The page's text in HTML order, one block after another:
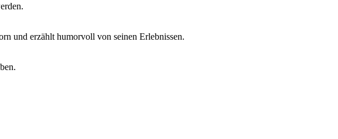
und erzählt humorvoll von seinen Erlebnissen.